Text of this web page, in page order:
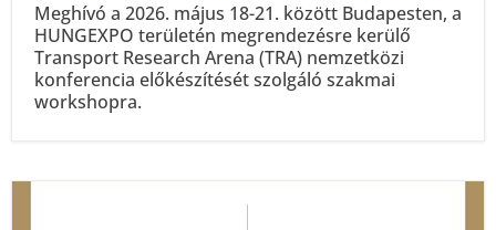
Meghívó a 2026. május 18-21. között Budapesten, a
HUNGEXPO területén megrendezésre kerülő
Transport Research Arena (TRA) nemzetközi
konferencia előkészítését szolgáló szakmai
workshopra.